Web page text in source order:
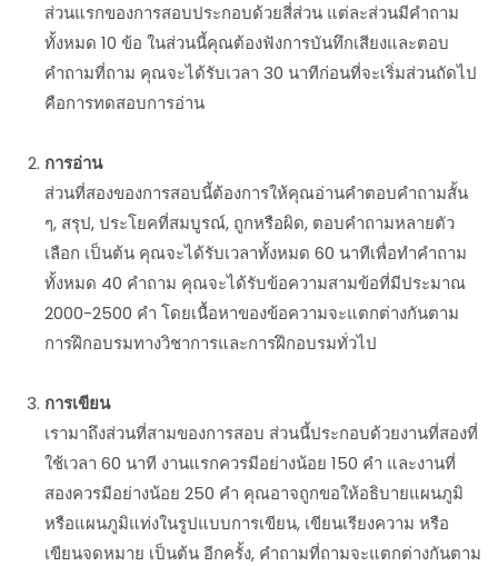
ส่วนแรกของการสอบประกอบด้วยสี่ส่วน แต่ละส่วนมีคำถาม
ทั้งหมด 10 ข้อ ในส่วนนี้คุณต้องฟังการบันทึกเสียงและตอบ
คำถามที่ถาม คุณจะได้รับเวลา 30 นาทีก่อนที่จะเริ่มส่วนถัดไป
คือการทดสอบการอ่าน
การอ่าน
ส่วนที่สองของการสอบนี้ต้องการให้คุณอ่านคำตอบคำถามสั้น
ๆ, สรุป, ประโยคที่สมบูรณ์, ถูกหรือผิด, ตอบคำถามหลายตัว
เลือก เป็นต้น คุณจะได้รับเวลาทั้งหมด 60 นาทีเพื่อทำคำถาม
ทั้งหมด 40 คำถาม คุณจะได้รับข้อความสามข้อที่มีประมาณ
2000-2500 คำ โดยเนื้อหาของข้อความจะแตกต่างกันตาม
การฝึกอบรมทางวิชาการและการฝึกอบรมทั่วไป
การเขียน
เรามาถึงส่วนที่สามของการสอบ ส่วนนี้ประกอบด้วยงานที่สองที่
ใช้เวลา 60 นาที งานแรกควรมีอย่างน้อย 150 คำ และงานที่
สองควรมีอย่างน้อย 250 คำ คุณอาจถูกขอให้อธิบายแผนภูมิ
หรือแผนภูมิแท่งในรูปแบบการเขียน, เขียนเรียงความ หรือ
เขียนจดหมาย เป็นต้น อีกครั้ง, คำถามที่ถามจะแตกต่างกันตาม